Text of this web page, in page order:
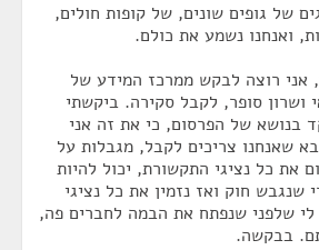
של גופים שונים, של קופות חולים,
ואנחנו נשמע את כולם.
אני רוצה לבקש ממרכז המידע של
ושרון סופר, לקבל סקירה. ביקשתי
בנושא של הפרסום, כי את זה אני
שאנחנו צריכים לקבל, מגבלות על
את כל נציגי התקשורת, יכול להיות
שנגבש חוק ואז נזמין את כל נציגי
שלפני שנפתח את הבמה לחברים פה,
בבקשה.